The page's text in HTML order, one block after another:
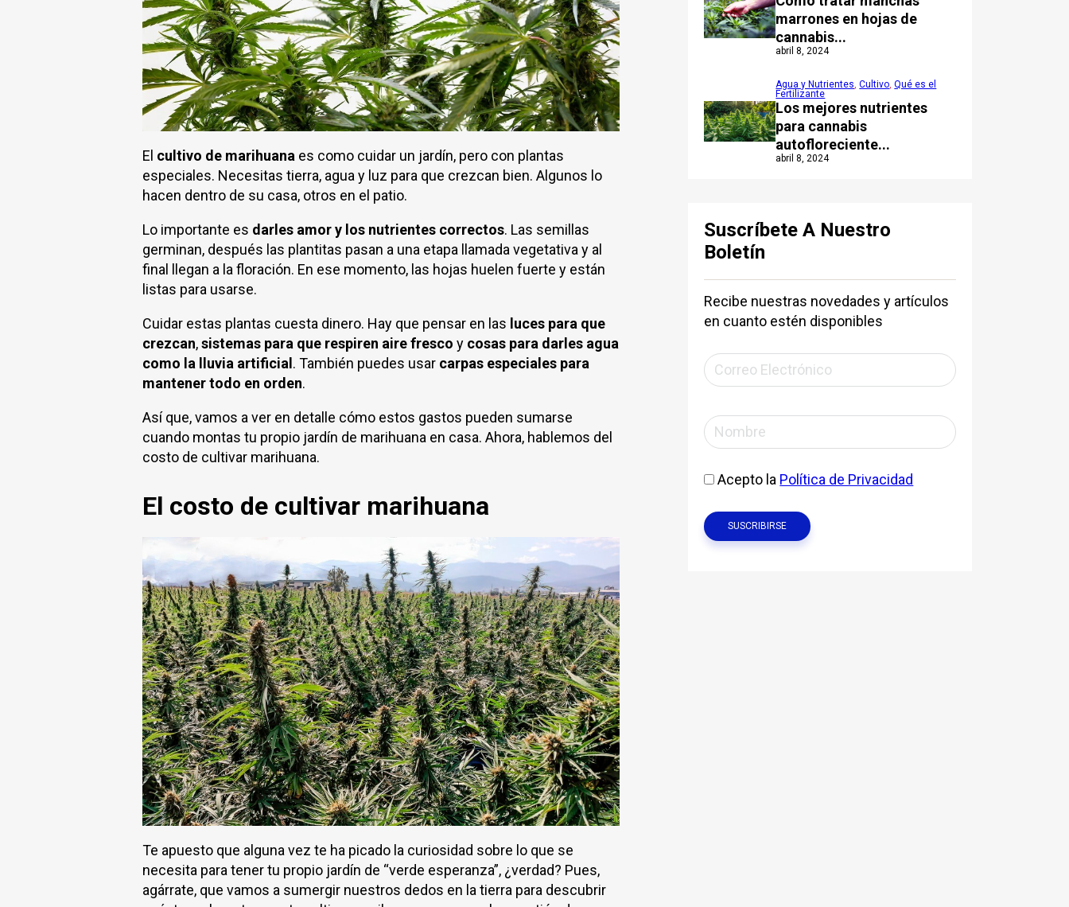
El cultivo de marihuana es como cuidar un jardín, pero con plantas
especiales. Necesitas tierra, agua y luz para que crezcan bien. Algunos lo
hacen dentro de su casa, otros en el patio.
Lo importante es darles amor y los nutrientes correctos. Las semillas
germinan, después las plantitas pasan a una etapa llamada vegetativa y al
final llegan a la floración. En ese momento, las hojas huelen fuerte y están
listas para usarse.
Cuidar estas plantas cuesta dinero. Hay que pensar en las luces para que
crezcan,sistemas para que respiren aire fresco y cosas para darles agua
como la lluvia artificial. También puedes usar carpas especiales para
mantener todo en orden.
Así que, vamos a ver en detalle cómo estos gastos pueden sumarse
cuando montas tu propio jardín de marihuana en casa. Ahora, hablemos del
costo de cultivar marihuana.
El costo de cultivar marihuana
Te apuesto que alguna vez te ha picado la curiosidad sobre lo que se
necesita para tener tu propio jardín de “verde esperanza”, ¿verdad? Pues,
agárrate, que vamos a sumergir nuestros dedos en la tierra para descubrir
marrones en hojas de
cannabis...
abril 8, 2024
Los mejores nutrientes
para cannabis
autofloreciente...
Agua y Nutrientes,Cultivo,Qué es el
Fertilizante
abril 8, 2024
Suscríbete A Nuestro
Boletín
Recibe nuestras novedades y artículos
en cuanto estén disponibles
Acepto la Política de Privacidad